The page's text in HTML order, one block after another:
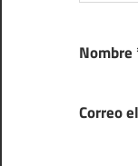
Nombre
Correo